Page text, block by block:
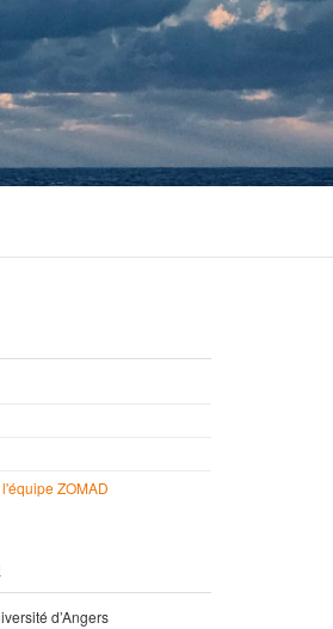
ZOMAD
d’Angers